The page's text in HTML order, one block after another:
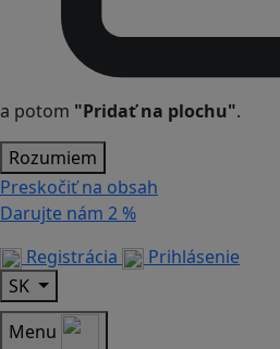
a potom "Pridať na plochu".
Rozumiem
Preskočiť na obsah
Darujte nám 2 %
Registrácia
Prihlásenie
SK
Menu